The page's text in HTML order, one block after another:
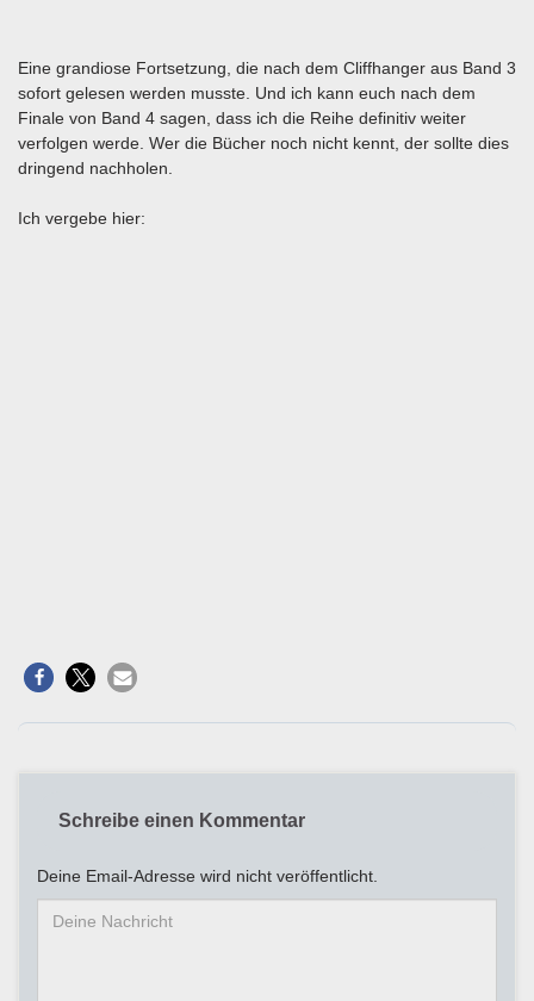
Eine grandiose Fortsetzung, die nach dem Cliffhanger aus Band 3
sofort gelesen werden musste. Und ich kann euch nach dem
Finale von Band 4 sagen, dass ich die Reihe definitiv weiter
verfolgen werde. Wer die Bücher noch nicht kennt, der sollte dies
dringend nachholen.
Ich vergebe hier:
Schreibe einen Kommentar
Deine Email-Adresse wird nicht veröffentlicht.